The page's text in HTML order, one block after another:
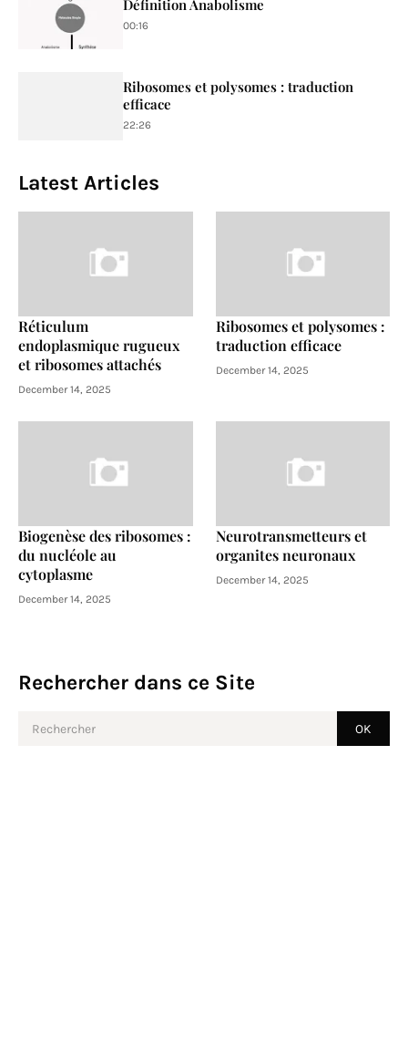
Définition Anabolisme
00:16
Ribosomes et polysomes : traduction
efficace
22:26
Latest Articles
Réticulum
endoplasmique rugueux
et ribosomes attachés
December 14, 2025
Ribosomes et polysomes :
traduction efficace
December 14, 2025
Biogenèse des ribosomes :
du nucléole au
cytoplasme
December 14, 2025
Neurotransmetteurs et
organites neuronaux
December 14, 2025
Rechercher dans ce Site